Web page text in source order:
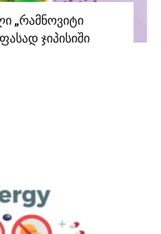
„რამნოვიტი
ჯიპისიში